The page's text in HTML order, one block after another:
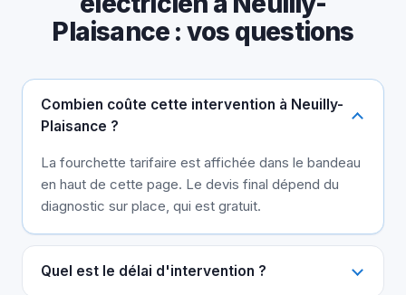
Plaisance : vos questions
Combien coûte cette intervention à Neuilly-
Plaisance ?
La fourchette tarifaire est affichée dans le bandeau
en haut de cette page. Le devis final dépend du
diagnostic sur place, qui est gratuit.
Quel est le délai d'intervention ?